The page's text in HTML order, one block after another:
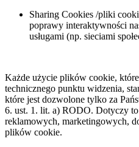
Sharing Cookies /pliki
poprawy interaktywności
usługami (np. sieciami
Każde użycie plików cookie,
technicznego punktu widzenia,
które jest dozwolone tylko za
6. ust. 1. lit. a) RODO. Dotyczy
reklamowych, marketingowych,
plików cookie.